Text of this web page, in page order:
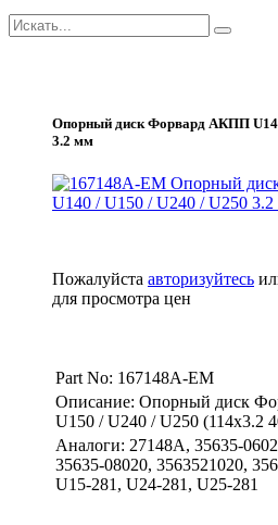
Опорный диск Форвард АКПП
3.2 мм
Пожалуйста авторизуйтесь
для просмотра цен
Part No: 167148A-EM
Описание: Опорный диск
U150 / U240 / U250 (114х3.2
Аналоги: 27148A, 35635-
35635-08020, 3563521020,
U15-281, U24-281, U25-281